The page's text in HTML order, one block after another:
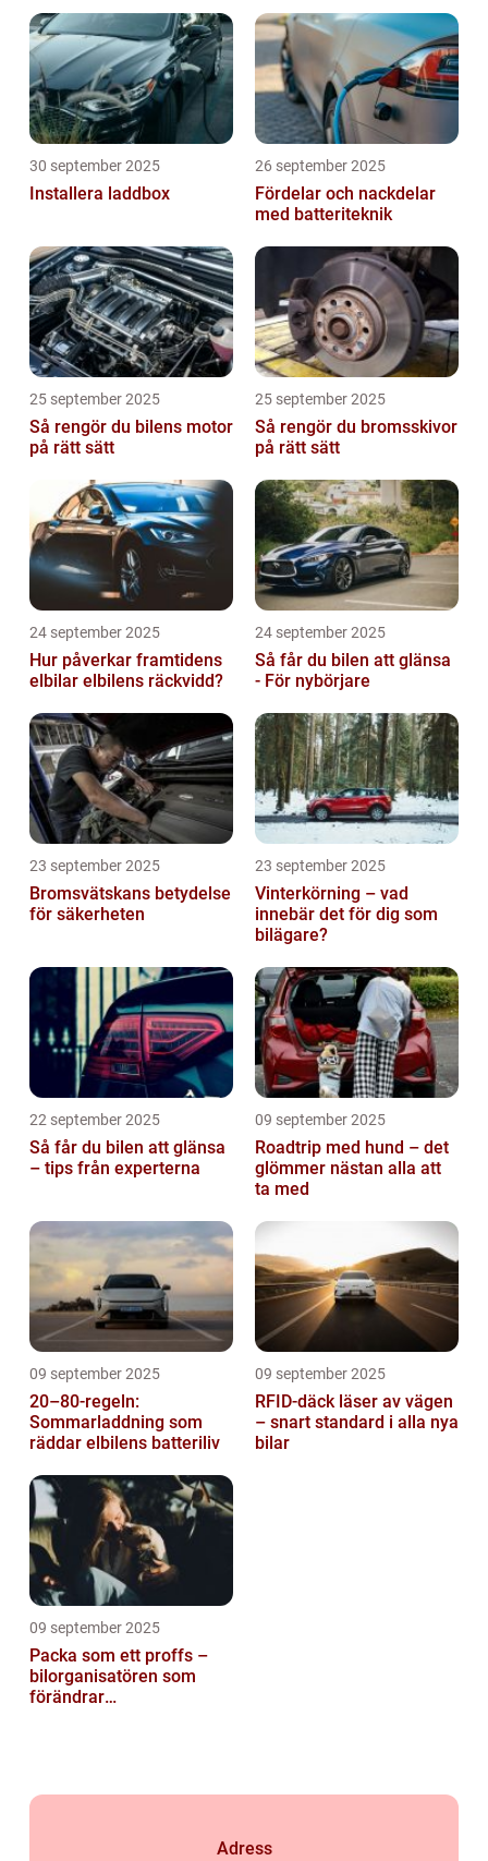
30 september 2025
Installera laddbox
26 september 2025
Fördelar och nackdelar
med batteriteknik
25 september 2025
Så rengör du bilens motor
på rätt sätt
25 september 2025
Så rengör du bromsskivor
på rätt sätt
24 september 2025
Hur påverkar framtidens
elbilar elbilens räckvidd?
24 september 2025
Så får du bilen att glänsa
- För nybörjare
23 september 2025
Bromsvätskans betydelse
för säkerheten
23 september 2025
Vinterkörning – vad
innebär det för dig som
bilägare?
22 september 2025
Så får du bilen att glänsa
– tips från experterna
09 september 2025
Roadtrip med hund – det
glömmer nästan alla att
ta med
09 september 2025
20–80-regeln:
Sommarladdning som
räddar elbilens batteriliv
09 september 2025
RFID-däck läser av vägen
– snart standard i alla nya
bilar
09 september 2025
Packa som ett proffs –
bilorganisatören som
förändrar
Adress